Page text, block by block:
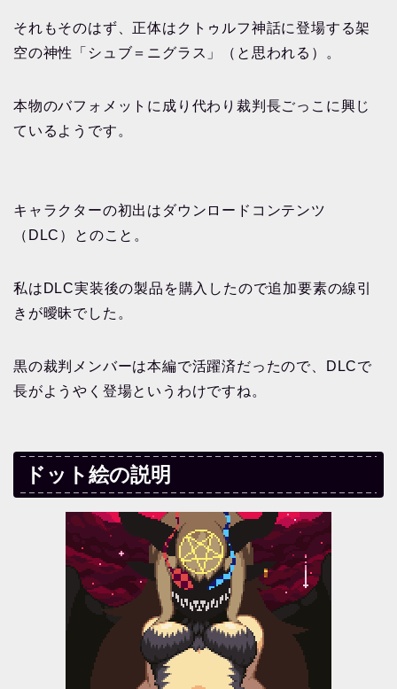
それもそのはず、正体はクトゥルフ神話に登場する架
空の神性「シュブ＝ニグラス」（と思われる）。
本物のバフォメットに成り代わり裁判長ごっこに興じ
ているようです。
キャラクターの初出はダウンロードコンテンツ
（DLC）とのこと。
私はDLC実装後の製品を購入したので追加要素の線引
きが曖昧でした。
黒の裁判メンバーは本編で活躍済だったので、DLCで
長がようやく登場というわけですね。
ドット絵の説明